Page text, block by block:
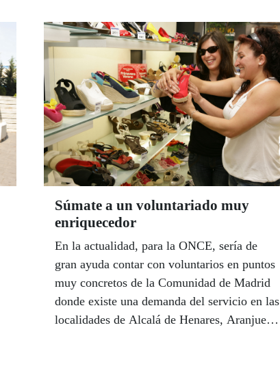
Súmate a un voluntariado muy
enriquecedor
En la actualidad, para la ONCE, sería de
gran ayuda contar con voluntarios en puntos
muy concretos de la Comunidad de Madrid
donde existe una demanda del servicio en las
localidades de Alcalá de Henares, Aranjuez,